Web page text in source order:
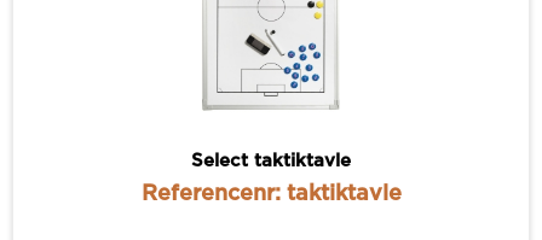
Select taktiktavle
Referencenr: taktiktavle